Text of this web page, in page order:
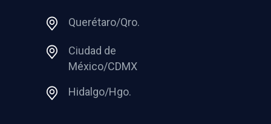
Querétaro/Qro.
Ciudad de
México/CDMX
Hidalgo/Hgo.